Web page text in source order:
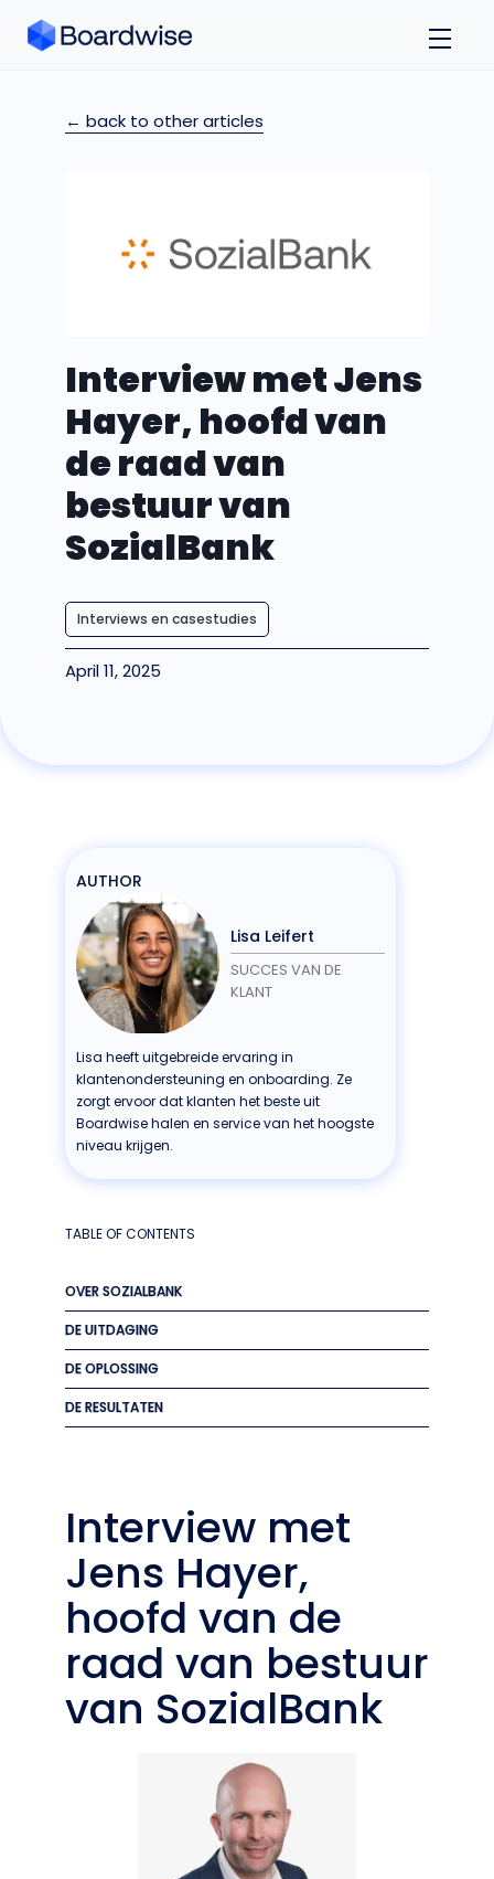
← back to other articles
Interview met Jens
Hayer, hoofd van
de raad van
bestuur van
SozialBank
Interviews en casestudies
April 11, 2025
AUTHOR
Lisa Leifert
SUCCES VAN DE
KLANT
Lisa heeft uitgebreide ervaring in
klantenondersteuning en onboarding. Ze
zorgt ervoor dat klanten het beste uit
Boardwise halen en service van het hoogste
niveau krijgen.
TABLE OF CONTENTS
OVER SOZIALBANK
DE UITDAGING
DE OPLOSSING
DE RESULTATEN
Interview met
Jens Hayer,
hoofd van de
raad van bestuur
van SozialBank